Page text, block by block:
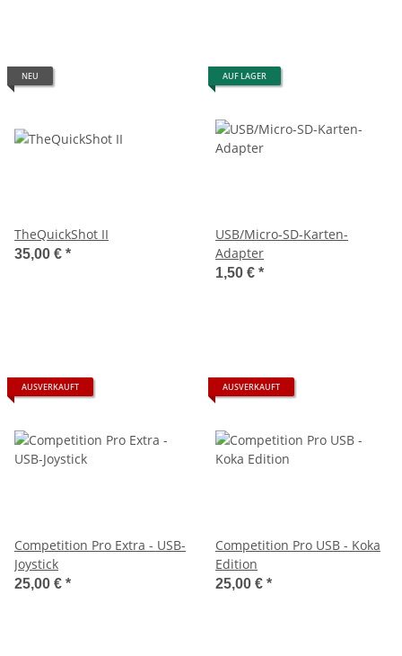
NEU
TheQuickShot II
35,00 € *
AUF LAGER
USB/Micro-SD-Karten-
Adapter
1,50 € *
AUSVERKAUFT
Competition Pro Extra - USB-
Joystick
25,00 € *
AUSVERKAUFT
Competition Pro USB - Koka
Edition
25,00 € *